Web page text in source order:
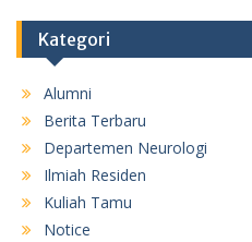
Kategori
Alumni
Berita Terbaru
Departemen Neurologi
Ilmiah Residen
Kuliah Tamu
Notice